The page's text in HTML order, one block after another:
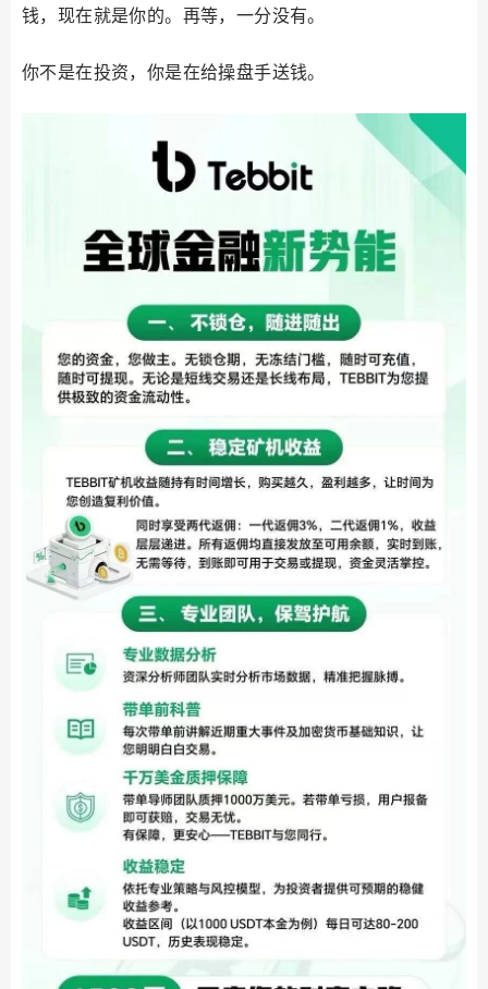
钱，现在就是你的。再等，一分没有。
你不是在投资，你是在给操盘手送钱。